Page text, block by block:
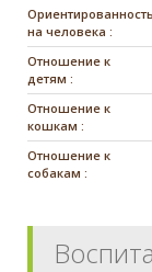
Ориентированность
на человека :
Отношение к
детям :
Отношение к
кошкам :
Отношение к
собакам :